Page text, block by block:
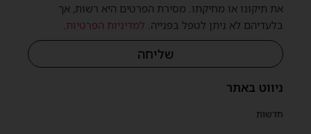
ניווט באתר
חדשות
את תיקונו או מחיקתו. מסירת הפרטים היא רשות, אך
בלעדיהם לא ניתן לטפל בפנייה. למדיניות הפרטיות
שליחה